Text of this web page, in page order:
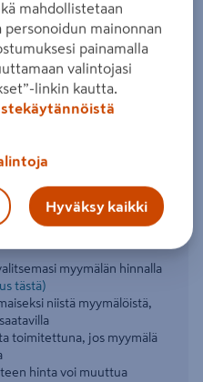
Sopii erityisesti
myymälän hinnalla
tästä)
niistä myymälöistä,
toimitettuna, jos myymälä
hinta voi muuttua
mahdollistetaan
mainonnan
painamalla
valintojasi
linkin kautta.
Hyväksy kaikki